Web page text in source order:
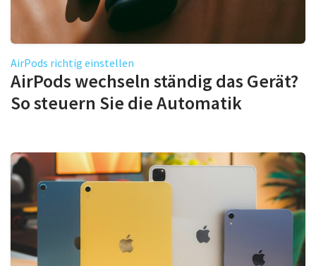
AirPods richtig einstellen
AirPods wechseln ständig das Gerät?
So steuern Sie die Automatik